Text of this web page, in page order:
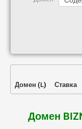
Домен (L) Ставка
Домен